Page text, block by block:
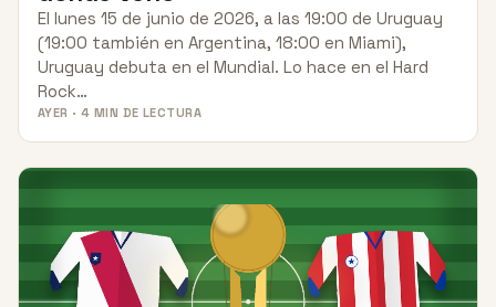
El lunes 15 de junio de 2026, a las 19:00 de Uruguay
(19:00 también en Argentina, 18:00 en Miami),
Uruguay debuta en el Mundial. Lo hace en el Hard
Rock…
AYER · 4 MIN DE LECTURA